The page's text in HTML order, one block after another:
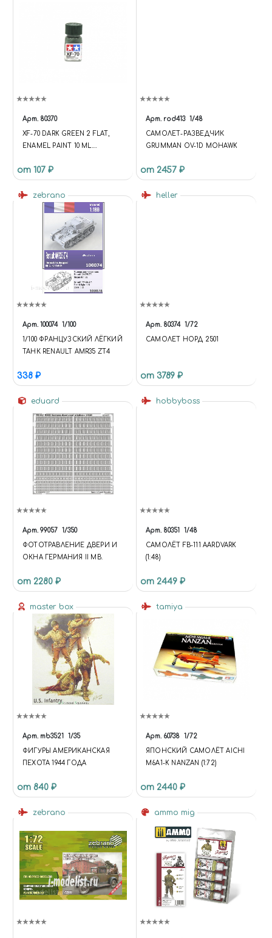
Арт. 80370
XF-70 DARK GREEN 2 FLAT,
ENAMEL PAINT 10 ML.
МАТОВЫЙ)
от 107 ₽
Арт. rod413 1/48
САМОЛЕТ-РАЗВЕДЧИК
GRUMMAN OV-1D MOHAWK
от 2457 ₽
zebrano
Арт. 100074 1/100
1/100 ФРАНЦУЗСКИЙ ЛЁГКИЙ
ТАНК RENAULT AMR35 ZT4
338 ₽
heller
Арт. 80374 1/72
САМОЛЕТ НОРД 2501
от 3789 ₽
eduard
Арт. 99057 1/350
ФОТОТРАВЛЕНИЕ ДВЕРИ И
ОКНА ГЕРМАНИЯ II МВ.
от 2280 ₽
hobbyboss
Арт. 80351 1/48
САМОЛЁТ FB-111 AARDVARK
(1:48)
от 2449 ₽
master box
Арт. mb3521 1/35
ФИГУРЫ АМЕРИКАНСКАЯ
ПЕХОТА 1944 ГОДА
от 840 ₽
tamiya
Арт. 60738 1/72
ЯПОНСКИЙ САМОЛЁТ AICHI
M6A1-K NANZAN (1:72)
от 2440 ₽
zebrano ammo mig